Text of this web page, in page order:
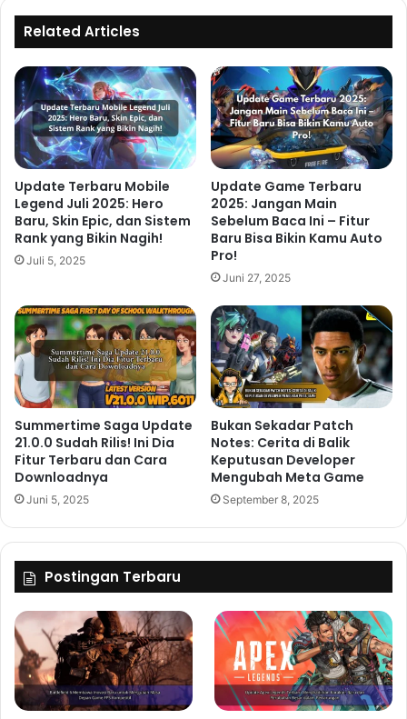
Related Articles
Update Terbaru Mobile
Legend Juli 2025: Hero
Baru, Skin Epic, dan Sistem
Rank yang Bikin Nagih!
Juli 5, 2025
Update Game Terbaru
2025: Jangan Main
Sebelum Baca Ini – Fitur
Baru Bisa Bikin Kamu Auto
Pro!
Juni 27, 2025
Summertime Saga Update
21.0.0 Sudah Rilis! Ini Dia
Fitur Terbaru dan Cara
Downloadnya
Juni 5, 2025
Bukan Sekadar Patch
Notes: Cerita di Balik
Keputusan Developer
Mengubah Meta Game
September 8, 2025
Postingan Terbaru